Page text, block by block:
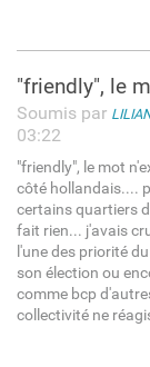
"friendly", le
Soumis par
03:22
"friendly", le mot
côté hollandais....
certains quartiers
fait rien... j'avais
l'une des priorité
son élection ou
comme bcp
collectivité ne